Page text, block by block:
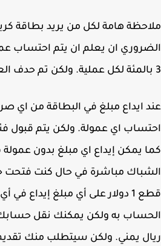
هامة لكل من يريد بطاقة
ان يعلم ان يتم احتساب
ايداع مبلغ في البطاقة من اي
يمكن إيداع اي مبلغ بدون عمولة
مباشرة في حال كنت فتحت
قطع 1 دولار على أي مبلغ إيداع في
يمني. ولكن سيتطلب منك تقديم